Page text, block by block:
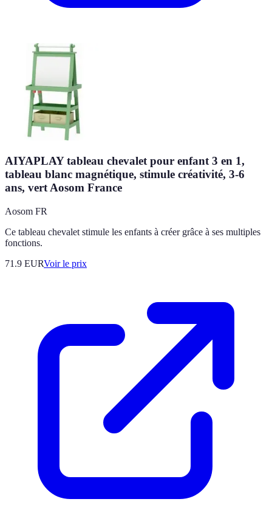
AIYAPLAY tableau chevalet pour enfant 3 en 1,
tableau blanc magnétique, stimule créativité, 3-6
ans, vert Aosom France
Aosom FR
Ce tableau chevalet stimule les enfants à créer grâce à ses multiples
fonctions.
71.9 EURVoir le prix